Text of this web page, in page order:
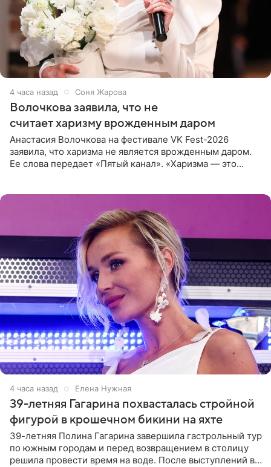
4 часа назад Соня Жарова
Волочкова заявила, что не
считает харизму врожденным даром
Анастасия Волочкова на фестивале VK Fest-2026
заявила, что харизма не является врожденным даром.
Ее слова передает «Пятый канал». «Харизма — это
4 часа назад Елена Нужная
39-летняя Гагарина похвасталась стройной
фигурой в крошечном бикини на яхте
39-летняя Полина Гагарина завершила гастрольный тур
по южным городам и перед возвращением в столицу
решила провести время на воде. После выступлений в